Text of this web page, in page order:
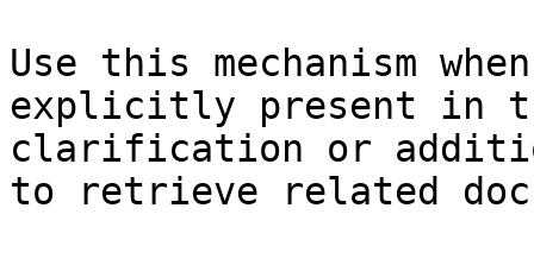
Use this mechanism
explicitly present in
clarification or